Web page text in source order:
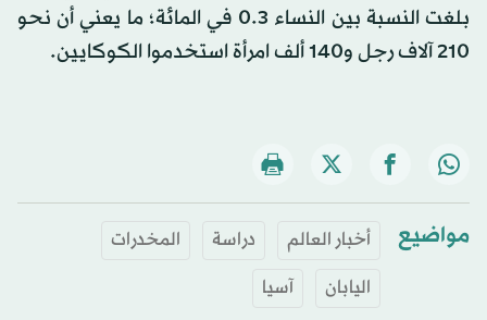
بلغت النسبة بين النساء 0.3 في المائة؛ ما يعني أن نحو
210 آلاف رجل و140 ألف امرأة استخدموا الكوكايين.
مواضيع أخبار العالم دراسة
المخدرات
اليابان
آسيا